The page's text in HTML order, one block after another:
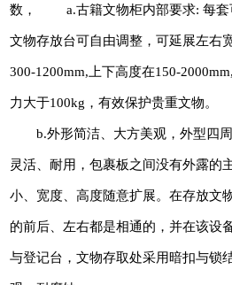
数， a.古籍文物柜内部要求: 每套
文物存放台可自由调整，可延展左右
300-1200mm,上下高度在150-
力大于100kg，有效保护贵重文物。
b.外形简洁、大方美观，外型四周
灵活、耐用，包裹板之间没有外露的
小、宽度、高度随意扩展。在存放文
的前后、左右都是相通的，并在该设
与登记台，文物存取处采用暗扣与锁